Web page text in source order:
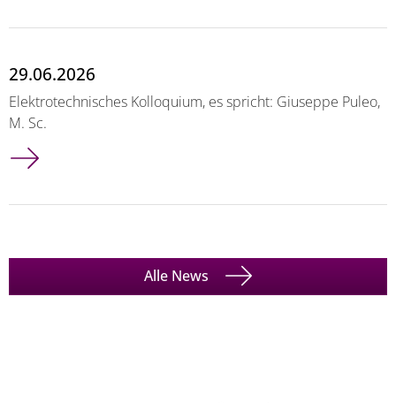
29.06.2026
Elektrotechnisches Kolloquium, es spricht: Giuseppe Puleo,
M. Sc.
Alle News